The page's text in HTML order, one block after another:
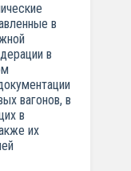
в
в
вагонов, в
в
их